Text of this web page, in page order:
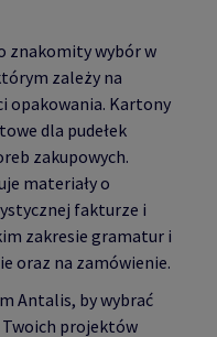
znakomity wybór w
zależy na
opakowania. Kartony
dla pudełek
zakupowych.
materiały o
fakturze i
zakresie gramatur i
oraz na zamówienie.
Antalis, by wybrać
projektów